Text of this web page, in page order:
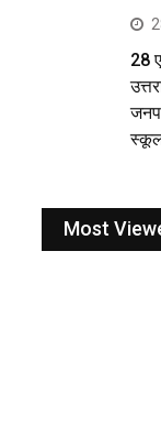
28
Most